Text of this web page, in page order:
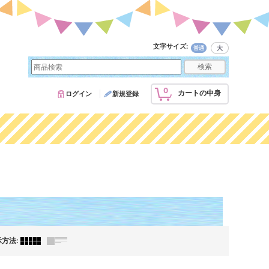
文字サイズ:
0 カートの中身
ログイン 新規登録
方法: